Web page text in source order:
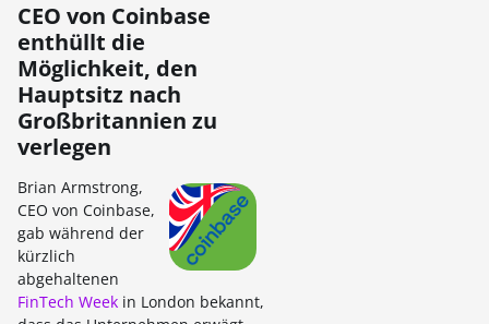
CEO von Coinbase
enthüllt die
Möglichkeit, den
Hauptsitz nach
Großbritannien zu
verlegen
Brian Armstrong,
CEO von Coinbase,
gab während der
kürzlich
abgehaltenen
FinTech Week in London bekannt,